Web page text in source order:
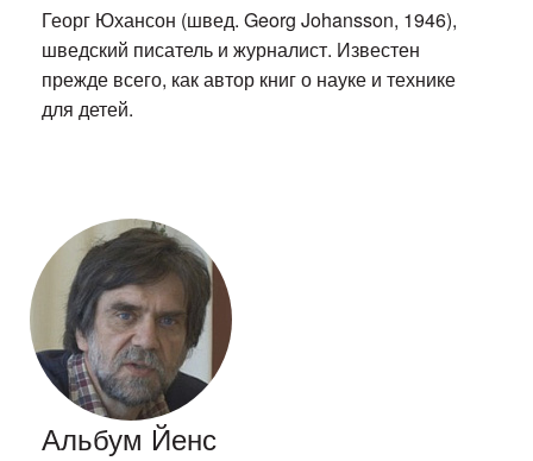
Георг Юхансон (швед. Georg Johansson, 1946),
шведский писатель и журналист. Известен
прежде всего, как автор книг о науке и технике
для детей.
Альбум Йенс